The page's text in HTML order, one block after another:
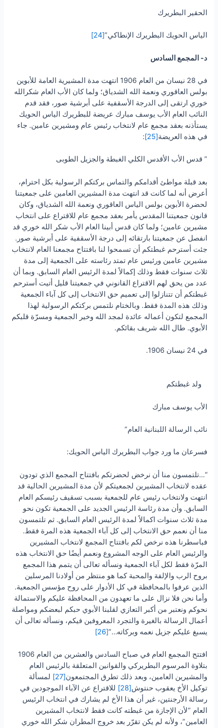
الحقير البطريرك
الياس الحويك البطريرك الإنطاكي”[24]
د- المجمع السادس
في 28 نيسان من العام 1906 انتهت مدة المشيرية العامة للأبوين
بولس العاقوري ونعمة الله الشدياق؛ ولما كان الأب العام شكرالله
خوري ارتقى إلى الدرجة الأسقفية على أبرشية صور، فقد قدم
النائب العام الأب يوسف مبارك عريضة للبطريرك الياس الحويك
يستأذنه بعقد مجمع عام لانتخاب رئيس عام ومشيرين عامين. جاء
في هذه العريضة[25]
:
” قدس الأب الأقدس الكلي الغبطة والجزيل الطوبى
بعد قبلة مواطئ أقدامكم والتماس بركتكم الرسولية بكل احترام،
أعرض أنه لما كانت قد انتهت مدة المشيرين العامين على جمعيتنا
لحضرة الأبوين بولس الياس العاقوري ونعمة الله الشدياق، وكان
قانون جمعيتنا المقدس يأمر بعقد مجمع عام للاقتراع على انتخاب
مشيرين عامين؛ ولما كان قدس أبينا العام الأب شكر الله خوري قد
انفصل عن جمعيتنا بارتقائه إلى درجة الأسقفية على أبرشية صور.
جئت أسترحم غبطتكم أن تسمحوا لنا بافتتاح مجمعنا العام لانتخاب
مشيرين عامين ورئيس عام تمتد رئاسته على الجمعية إلى مدة
ثلاث سنوات فقط وذلك إكمالاً لمدة الرئيس العام السابق. وبما أن
عدد من يحق لهم الاقتراع القانوني في جمعيتنا قليل أتيت أسترحم
غبطتكم أن تتنازلوا إلى تعميم حق الانتخاب إلى كل آباء الجمعية
وذلك هذه المدة فقط. وبالختام نلتمس بركتكم الرسولية لهذا
المجمع لتكون أعماله عائدة لمجد الله وخير الجمعية ومسرّة قلبكم
الأبوي. طال الله شريف بقائكم.
في 24 نيسان 1906.
ولد غبطتكم
الأب يوسف مبارك
نائب الرسالة اللبنانية العام”
فسرعان ما ورد جواب البطريرك الياس الحويك:
“…تلتمسون منا أن نرخض لحضرتكم بافتتاح المجمع الذي تودون
عقده لانتخاب المشيرين لجمعيتكم لأن مدة المشيرين الحالية قد
انتهت ولانتخاب رئيس عام للجمعية بسبب تسقيف رئيسكم العام
السابق. وأن مدة رئاسة الرئيس الجديد على الجمعية تكون نحو
مدة ثلاث سنوات اكمالاً لمدة الرئيس العام السابق. ثم تلتمسون
منا أن نعمم حق الانتخاب إلى كل آباء الجمعية هذه المرة فقط.
فباسطرنا هذه نرخص لكم بافتتاح المجمع لانتخاب المشيرين
والرئيس العام على الوجه المشروع ونعمم أيضًا حق الانتخاب هذه
المرّة فقط لكل آباء الجمعية ونسأله تعالى أن يتمم هذا المجمع
بروح الرب والإلفة والمحبة كما هو منتظر من أولادنا المرسلين
الذين عرفوا بالمحافظة في كل الأدوار على روح مؤسس الجمعية.
وأما نحن فلا نزال على ما تعهدون من المحافظة عليكم والاستمالة
نحوكم ونعتبر من أكبر التعازي لقلبنا الأبوي حبكم لبعضكم ومواصلة
أعمال الرسالة بالغيرة والتجرد المعروفين فيكم، ونسأله تعالى أن
يسبغ عليكم جزيل نعمه وبركاته…”[26]
افتتح المجمع العام في صباح السادس والعشرين من العام 1906
بتلاوة المرسوم البطريركي والقوانين المتعلقة بالرئيس العام
والمشيرين العامين، وبعد ذلك تطرق المجتمعون[27]
لمسألة
توكيل الأخ يعقوب حنتوش[28]
للاقتراع عن الآباء الموجودين في
رسالة الأرجنتين، غير أن هذا الأخ لم يشارك في انتخاب الرئيس
العام “لأن الإجازة من غبطته كانت فقط لانتخاب المشيرين
العامين”، ولأنه لم يكن تقرّر بعد خروج المطران شكر الله خوري